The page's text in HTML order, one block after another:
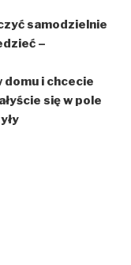
samodzielnie
–
domu i chcecie
się w pole